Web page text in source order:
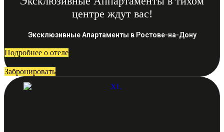
центре ждут вас!
Эксклюзивные Апартаменты в Ростове-на-Дону
Подробнее о отеле
Забронировать